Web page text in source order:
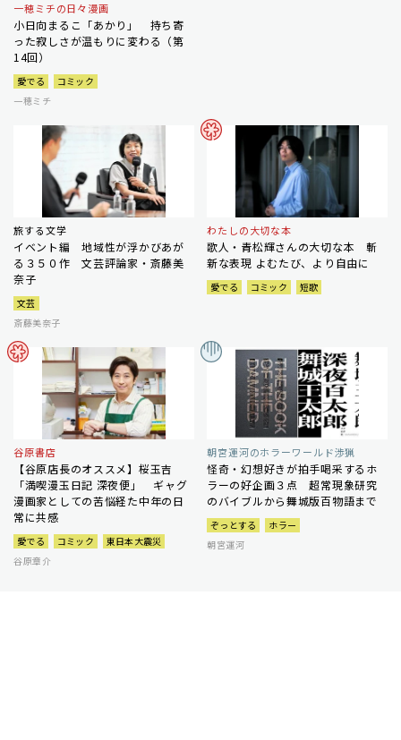
一穂ミチの日々漫画
小日向まるこ「あかり」 持ち寄
った寂しさが温もりに変わる（第
14回）
愛でる
コミック
一穂ミチ
旅する文学
イベント編 地域性が浮かびあが
る３５０作 文芸評論家・斎藤美
奈子
文芸
斎藤美奈子
わたしの大切な本
歌人・青松輝さんの大切な本 斬
新な表現 よむたび、より自由に
愛でる コミック 短歌
谷原書店
【谷原店長のオススメ】桜玉吉
「満喫漫玉日記 深夜便」 ギャグ
漫画家としての苦悩経た中年の日
常に共感
愛でる コミック
東日本大震災
谷原章介
朝宮運河のホラーワールド渉猟
怪奇・幻想好きが拍手喝采するホ
ラーの好企画３点 超常現象研究
のバイブルから舞城版百物語まで
ぞっとする
ホラー
朝宮運河